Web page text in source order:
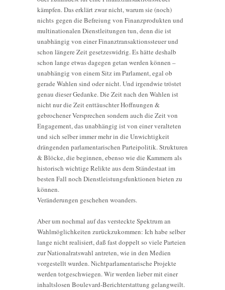
kämpfen. Das erklärt zwar nicht, warum sie (noch)
nichts gegen die Befreiung von Finanzprodukten und
multinationalen Dienstleitungen tun, denn die ist
unabhängig von einer Finanztransaktionssteuer und
schon längere Zeit gesetzeswidrig. Es hätte deshalb
schon lange etwas dagegen getan werden können –
unabhängig von einem Sitz im Parlament, egal ob
gerade Wahlen sind oder nicht. Und irgendwie tröstet
genau dieser Gedanke. Die Zeit nach den Wahlen ist
nicht nur die Zeit enttäuschter Hoffnungen &
gebrochener Versprechen sondern auch die Zeit von
Engagement, das unabhängig ist von einer veralteten
und sich selber immer mehr in die Unwichtigkeit
drängenden parlamentarischen Parteipolitik. Strukturen
& Blöcke, die beginnen, ebenso wie die Kammern als
historisch wichtige Relikte aus dem Ständestaat im
besten Fall noch Dienstleistungsfunktionen bieten zu
können.
Veränderungen geschehen woanders.
Aber um nochmal auf das versteckte Spektrum an
Wahlmöglichkeiten zurückzukommen: Ich habe selber
lange nicht realisiert, daß fast doppelt so viele Parteien
zur Nationalratswahl antreten, wie in den Medien
vorgestellt wurden. Nichtparlamentarische Projekte
werden totgeschwiegen. Wir werden lieber mit einer
inhaltslosen Boulevard-Berichterstattung gelangweilt.